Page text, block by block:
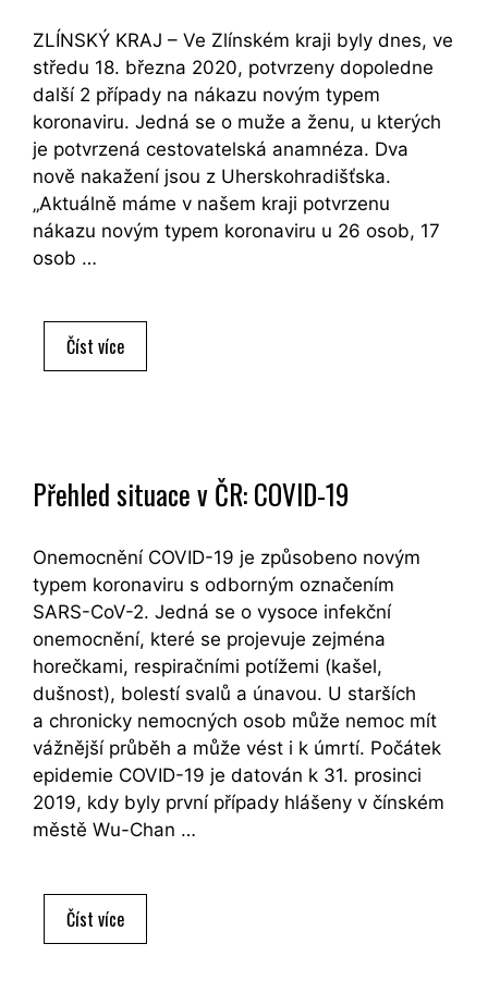
ZLÍNSKÝ KRAJ – Ve Zlínském kraji byly dnes, ve
středu 18. března 2020, potvrzeny dopoledne
další 2 případy na nákazu novým typem
koronaviru. Jedná se o muže a ženu, u kterých
je potvrzená cestovatelská anamnéza. Dva
nově nakažení jsou z Uherskohradišťska.
„Aktuálně máme v našem kraji potvrzenu
nákazu novým typem koronaviru u 26 osob, 17
osob …
Číst víceAktuální
počet
je
Přehled situace v ČR: COVID-19
Onemocnění COVID-19 je způsobeno novým
typem koronaviru s odborným označením
SARS-CoV-2. Jedná se o vysoce infekční
onemocnění, které se projevuje zejména
horečkami, respiračními potížemi (kašel,
dušnost), bolestí svalů a únavou. U starších
a chronicky nemocných osob může nemoc mít
vážnější průběh a může vést i k úmrtí. Počátek
epidemie COVID-19 je datován k 31. prosinci
2019, kdy byly první případy hlášeny v čínském
městě Wu-Chan …
Číst vícePřehled
situace